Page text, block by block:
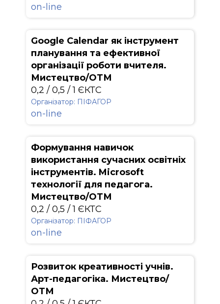
on-line
Google Calendar як інструмент
планування та ефективної
організації роботи вчителя.
Мистецтво/ОТМ
0,2 / 0,5 / 1 ЄКТС
Організатор: ПІФАГОР
on-line
Формування навичок
використання сучасних освітніх
інструментів. Microsoft
технології для педагога.
Мистецтво/ОТМ
0,2 / 0,5 / 1 ЄКТС
Організатор: ПІФАГОР
on-line
Розвиток креативності учнів.
Арт-педагогіка. Мистецтво/
ОТМ